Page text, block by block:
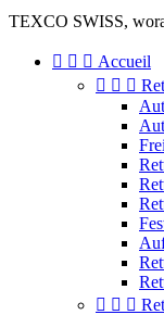
TEXCO SWISS,
   Accueil
  
  